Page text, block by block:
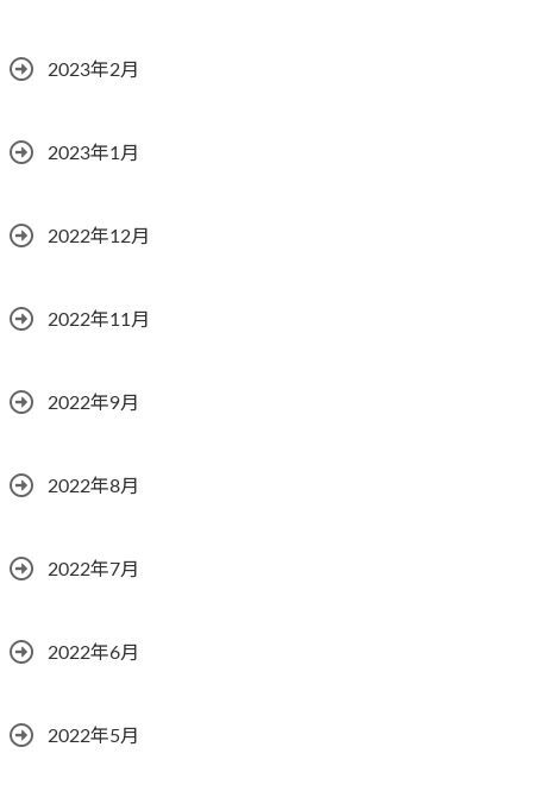
2023年2月
2023年1月
2022年12月
2022年11月
2022年9月
2022年8月
2022年7月
2022年6月
2022年5月